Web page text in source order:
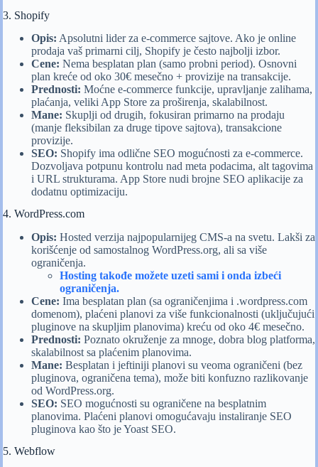
3. Shopify
Opis: Apsolutni lider za e-commerce sajtove. Ako je online
prodaja vaš primarni cilj, Shopify je često najbolji izbor.
Cene: Nema besplatan plan (samo probni period). Osnovni
plan kreće od oko 30€ mesečno + provizije na transakcije.
Prednosti: Moćne e-commerce funkcije, upravljanje zalihama,
plaćanja, veliki App Store za proširenja, skalabilnost.
Mane: Skuplji od drugih, fokusiran primarno na prodaju
(manje fleksibilan za druge tipove sajtova), transakcione
provizije.
SEO: Shopify ima odlične SEO mogućnosti za e-commerce.
Dozvoljava potpunu kontrolu nad meta podacima, alt tagovima
i URL strukturama. App Store nudi brojne SEO aplikacije za
dodatnu optimizaciju.
4. WordPress.com
Opis: Hosted verzija najpopularnijeg CMS-a na svetu. Lakši za
korišćenje od samostalnog WordPress.org, ali sa više
ograničenja.
Hosting takođe možete uzeti sami i onda izbeći
ograničenja.
Cene: Ima besplatan plan (sa ograničenjima i .wordpress.com
domenom), plaćeni planovi za više funkcionalnosti (uključujući
pluginove na skupljim planovima) kreću od oko 4€ mesečno.
Prednosti: Poznato okruženje za mnoge, dobra blog platforma,
skalabilnost sa plaćenim planovima.
Mane: Besplatan i jeftiniji planovi su veoma ograničeni (bez
pluginova, ograničena tema), može biti konfuzno razlikovanje
od WordPress.org.
SEO: SEO mogućnosti su ograničene na besplatnim
planovima. Plaćeni planovi omogućavaju instaliranje SEO
pluginova kao što je Yoast SEO.
5. Webflow